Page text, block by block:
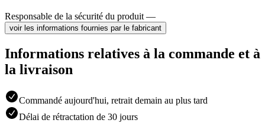
Responsable de la sécurité du produit —
voir les informations fournies par le fabricant
Informations relatives à la commande et à
la livraison
Commandé aujourd'hui, retrait demain au plus tard
Délai de rétractation de 30 jours